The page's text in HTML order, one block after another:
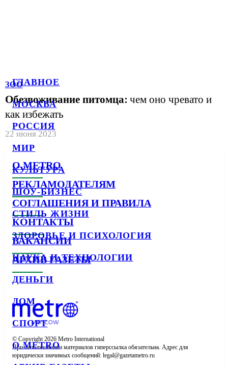
ГЛАВНОЕ
МОСКВА
РОССИЯ
МИР
КУЛЬТУРА
ШОУ-БИЗНЕС
СТИЛЬ ЖИЗНИ
ЗДОРОВЬЕ И ПСИХОЛОГИЯ
НАУКА И ТЕХНОЛОГИИ
ДЕНЬГИ
ДОМ
СПОРТ
О METRO
ЗОО
Обезвоживание питомца: чем оно чревато и
как избежать
22 июня 2023
О METRO
РЕКЛАМОДАТЕЛЯМ
СОГЛАШЕНИЯ И ПРАВИЛА
КОНТАКТЫ
ВАКАНСИИ
АРХИВ ГАЗЕТЫ
© Copyright 2026 Metro International
При использовании материалов гиперссылка обязательна. Адрес для
юридически значимых сообщений: